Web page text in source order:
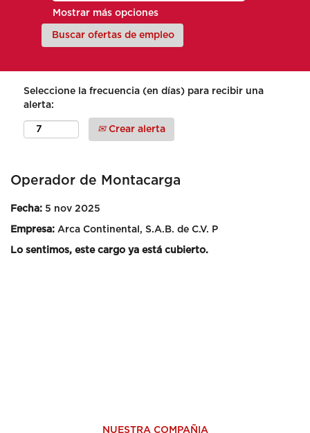
Mostrar más opciones
Seleccione la frecuencia (en días) para recibir una
alerta:
Crear alerta
Operador de Montacarga
Fecha: 5 nov 2025
Empresa: Arca Continental, S.A.B. de C.V. P
Lo sentimos, este cargo ya está cubierto.
NUESTRA COMPAÑIA